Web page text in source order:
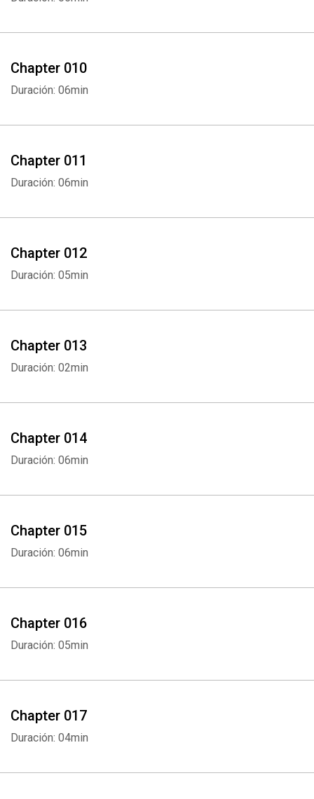
Chapter 010
Duración: 06min
Chapter 011
Duración: 06min
Chapter 012
Duración: 05min
Chapter 013
Duración: 02min
Chapter 014
Duración: 06min
Chapter 015
Duración: 06min
Chapter 016
Duración: 05min
Chapter 017
Duración: 04min